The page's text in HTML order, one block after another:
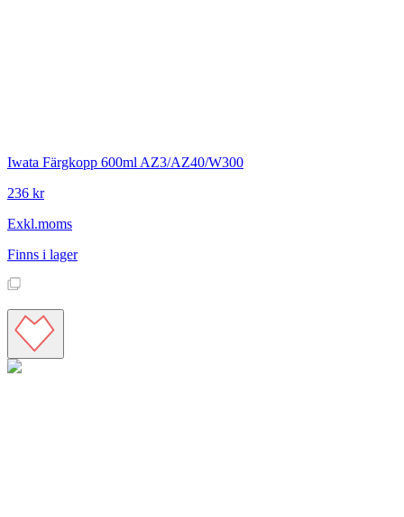
Iwata Färgkopp 600ml AZ3/AZ40/W300
236 kr
Exkl.moms
Finns i lager